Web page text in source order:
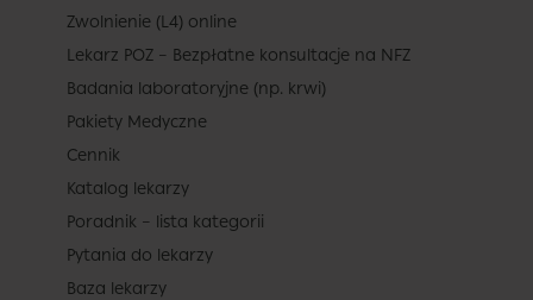
Zwolnienie (L4) online
Lekarz POZ – Bezpłatne konsultacje na NFZ
Badania laboratoryjne (np. krwi)
Pakiety Medyczne
Cennik
Katalog lekarzy
Poradnik – lista kategorii
Pytania do lekarzy
Baza lekarzy